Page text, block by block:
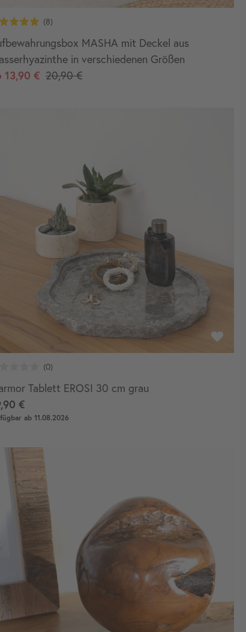
MASHA mit Deckel aus
in verschiedenen Größen
13,90 € 20,90 €
Tablett EROSI 30 cm grau
€
ab 11.08.2026